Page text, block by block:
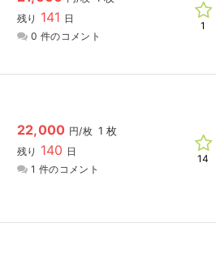
残り 141 日
0 件のコメント
1
22,000 円/枚 1 枚
残り 140 日
1 件のコメント
14